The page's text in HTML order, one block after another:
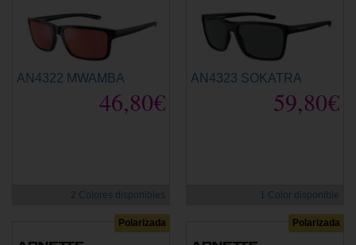
AN4322 MWAMBA
46,80€
2 Colores disponibles
AN4323 SOKATRA
59,80€
1 Color disponible
Polarizada Polarizada